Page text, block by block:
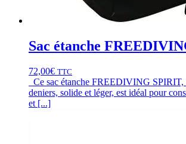
Sac étanche
72,00€ TTC
Ce sac étanche FREEDIVING SPIRIT,
deniers, solide et léger, est idéal pour
et [...]